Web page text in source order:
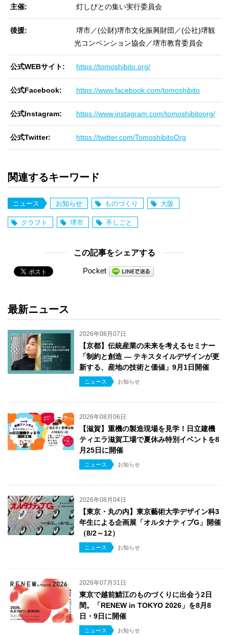
主催 灯しびとの集い実行委員会
後援
堺市／(公財)堺市文化振興財団／(公社)堺観
光コンベンション協会／堺市教育委員会
公式WEBサイト https://tomoshibito.org/
公式Facebook https://www.facebook.com/tomoshibito
公式Instagram https://www.instagram.com/tomoshibitoorg/
公式Twitter https://twitter.com/TomoshibitoOrg
関連するキーワード
ニュース お知らせ ものづくり 大阪
クラフト 堺市 手しごと
この記事をシェアする
Pocket
最新ニュース
2026年08月07日
【京都】伝統産業の未来を考えるセミナー
「制約と創造 ― テキスタイルデザインが更
新する、産地の技術と価値」9月1日開催
ニュース お知らせ
2026年08月06日
【滋賀】重機の製造現場を見学！日立建機
ティエラ滋賀工場で夏休み特別イベントを8
月25日に開催
ニュース お知らせ
2026年08月04日
【東京・丸の内】東京藝術大学デザイン科3
年生による企画展「オルタナティブG」開催
（8/2～12）
ニュース お知らせ
2026年07月31日
東京で越前鯖江のものづくりに出会う2日
間。「RENEW in TOKYO 2026」を8月8
日・9日に開催
ニュース お知らせ